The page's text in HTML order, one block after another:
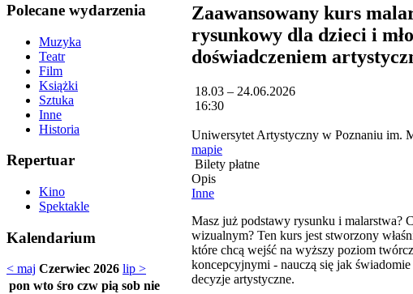
Polecane wydarzenia
Muzyka
Teatr
Film
Książki
Sztuka
Inne
Historia
Repertuar
Kino
Spektakle
Kalendarium
< maj Czerwiec 2026 lip >
pon wto śro czw pią sob nie
Zaawansowany kurs
rysunkowy dla dzieci i
doświadczeniem
18.03 – 24.06.2026
16:30
Uniwersytet Artystyczny w Poznaniu im.
mapie
Bilety płatne
Opis
Inne
Masz już podstawy rysunku i malarstwa?
wizualnym? Ten kurs jest stworzony
które chcą wejść na wyższy poziom
koncepcyjnymi - nauczą się jak
decyzje artystyczne.